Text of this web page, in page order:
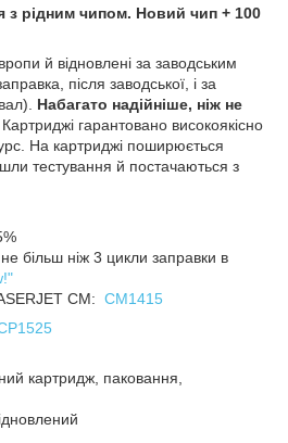
з рідним чипом. Новий чип + 100
й відновлені за заводським
після заводської, і за
Набагато надійніше, ніж не
Картриджі гарантовано високоякісно
На картриджі поширюється
тестування й постачаються з
більш ніж 3 цикли заправки в
CM: CM1415
картридж, паковання,